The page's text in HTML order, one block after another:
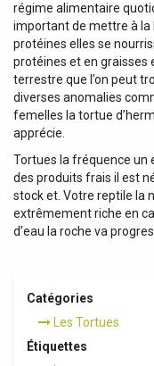
régime alimentaire
important de mettre à la
protéines elles se
protéines et en graisses
terrestre que l’on peut
diverses anomalies
femelles la tortue
apprécie.
Tortues la fréquence un
des produits frais il est
stock et. Votre reptile la
extrêmement riche en
d’eau la roche va
Catégories
Les Tortues
Étiquettes